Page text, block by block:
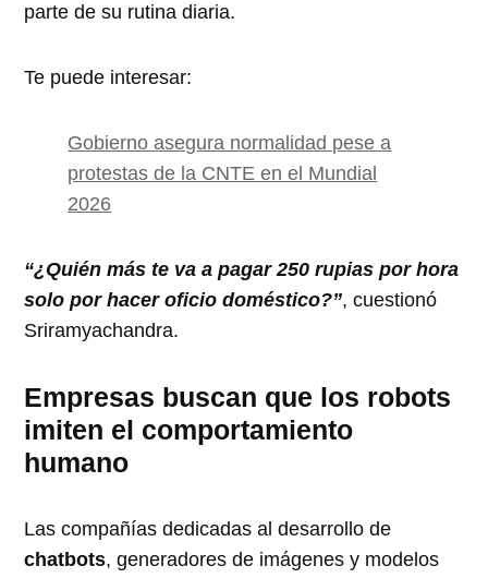
parte de su rutina diaria.
Te puede interesar:
Gobierno asegura normalidad pese a
protestas de la CNTE en el Mundial
2026
“¿Quién más te va a pagar 250 rupias por hora
solo por hacer oficio doméstico?”, cuestionó
Sriramyachandra.
Empresas buscan que los robots
imiten el comportamiento
humano
Las compañías dedicadas al desarrollo de
chatbots, generadores de imágenes y modelos